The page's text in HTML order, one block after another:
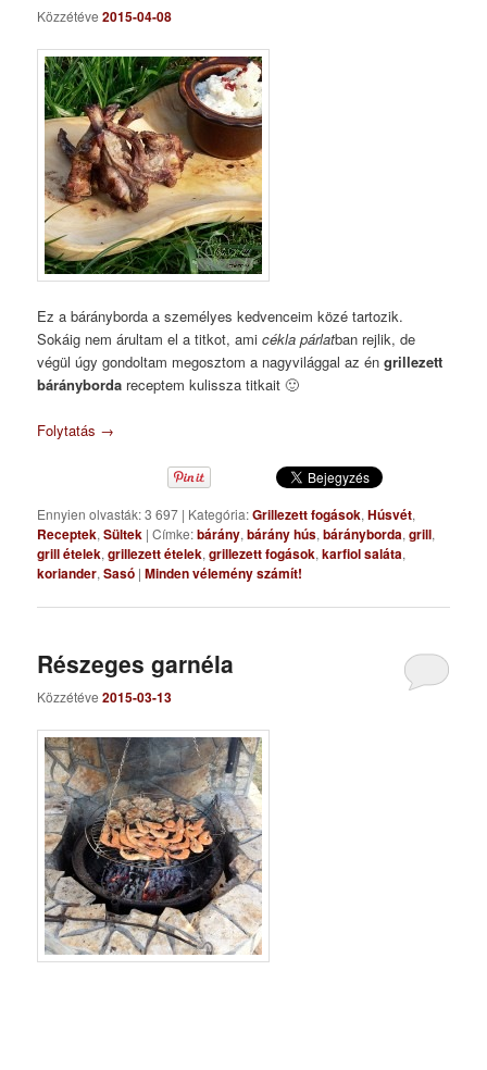
Közzétéve2015-04-08
Ez a bárányborda a személyes kedvenceim közé tartozik.
Sokáig nem árultam el a titkot, amicékla párlatban rejlik, de
végül úgy gondoltam megosztom a nagyvilággal az éngrillezett
bárányborda receptem kulissza titkait 🙂
Folytatás →
Ennyien olvasták: 3 697 | Kategória:Grillezett fogások,Húsvét,
Receptek,Sültek |Címke:bárány,bárány hús,bárányborda,grill,
grill ételek,grillezett ételek,grillezett fogások,karfiol saláta,
koriander,Sasó |Minden vélemény számít!
Részeges garnéla
Közzétéve2015-03-13